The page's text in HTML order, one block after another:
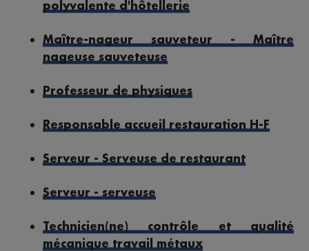
polyvalente d'hôtellerie
Maître-nageur sauveteur - Maître
nageuse sauveteuse
Professeur de physiques
Responsable accueil restauration H-F
Serveur - Serveuse de restaurant
Serveur - serveuse
Technicien(ne) contrôle et qualité
mécanique travail métaux